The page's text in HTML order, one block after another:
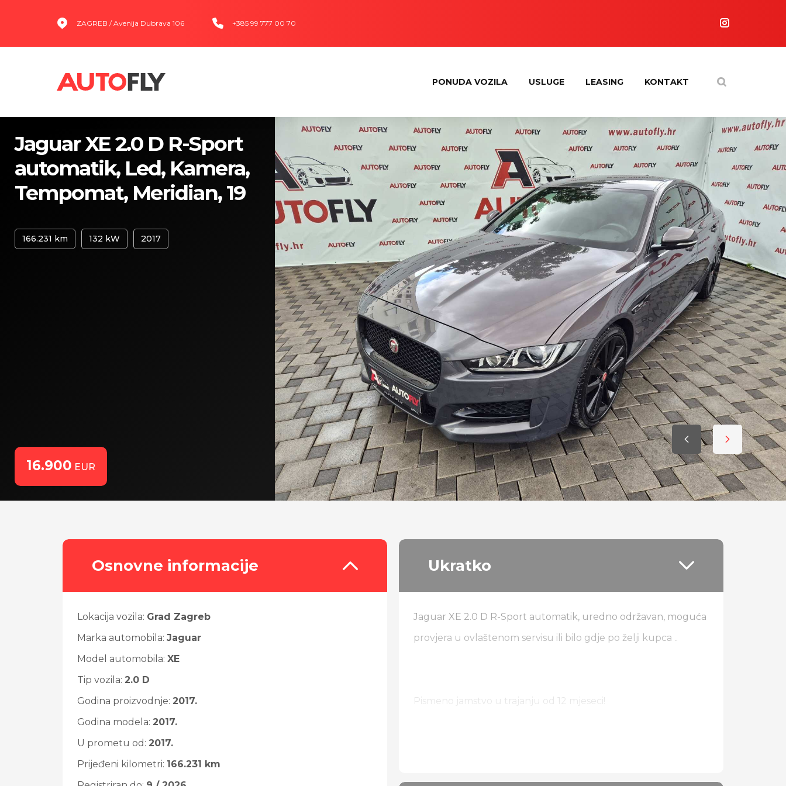
ZAGREB / Avenija Dubrava 106 +385 99 777 00 70
PONUDA VOZILA USLUGE LEASING KONTAKT
Jaguar XE 2.0 D R-Sport
automatik, Led, Kamera,
Tempomat, Meridian, 19
166.231 km 132 kW 2017
16.900 EUR
Osnovne informacije
Lokacija vozila: Grad Zagreb
Marka automobila: Jaguar
Model automobila: XE
Tip vozila: 2.0 D
Godina proizvodnje: 2017.
Godina modela: 2017.
U prometu od: 2017.
Prijeđeni kilometri: 166.231 km
Ukratko
Jaguar XE 2.0 D R-Sport automatik, uredno održavan, moguća
provjera u ovlaštenom servisu ili bilo gdje po želji kupca ..
Pismeno jamstvo u trajanju od 12 mjeseci!